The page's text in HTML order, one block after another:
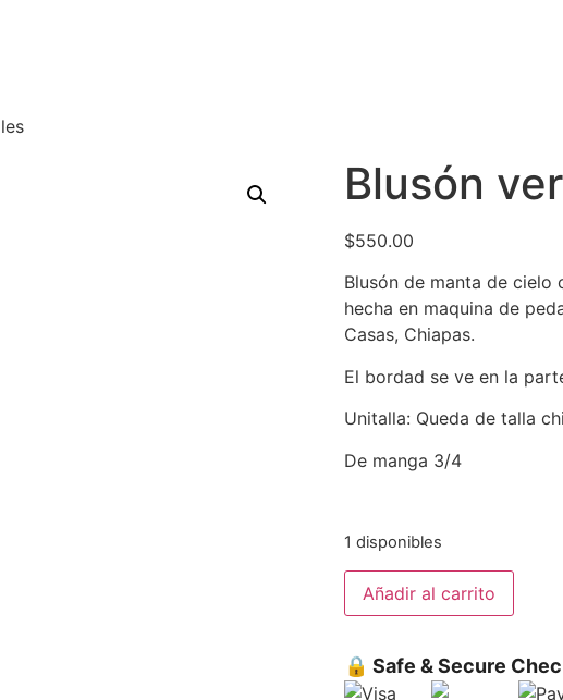
Blusón
$550.00
Blusón de manta de cielo
hecha en maquina de
Casas, Chiapas.
El bordad se ve en la
Unitalla: Queda de talla
De manga 3/4
1 disponibles
Añadir al carrito
🔒 Safe & Secure